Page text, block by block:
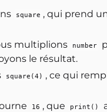
square , qui prend
multiplions
number
le résultat.
square(4) , ce qui
16 , que print()